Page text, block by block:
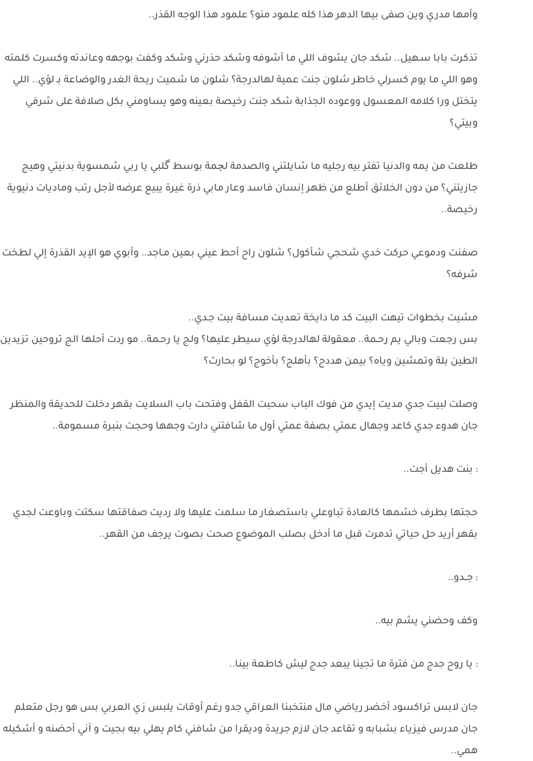
وأمها مدري وين صفى بيها الدهر هذا كله علمود منو؟ علمود هذا الوجه القذر..
​تذكرت بابا سـهيل.. شكد جان يشوف اللي ما أشوفه وشكد حذرني وشكد وكفت بوجهه وعاندته وكسرت كلمته
وهو اللي ما يوم كسرلي خاطر شلون جنت عمية لهالدرجة؟ شلون ما شميت ريحة الغدر والوضاعة بـ لؤي.. اللي
يتختل ورا كلامه المعسول ووعوده الجذابة شكد جنت رخيصة بعينه وهو يساومني بكل صلافة على شرفي
وبيتي؟
طلعت من يمه والدنيا تفتر بيه رجليه ما شايلتني والصدمة لچمة بوسط گلبي يا ربي شمسوية بدنيتي وهيج
جازيتني؟ من دون الخلائق أطلع من ظهر إنسان فاسد وعار مابي ذرة غيرة يبيع عرضه لأجل رتب وماديات دنيوية
رخيصة..
صفنت ودموعي حركت خدي شحجي شأكول؟ شلون راح أحط عيني بعين مـاجد.. وأبوي هو الإيد القذرة إلي لطخت
شرفه؟
​مشيت بخطوات تيهت البيت كد ما دايخة تعديت مسافة بيت جـدي..
بس رجعت وبالي يم رحـمة.. معقولة لهالدرجة لؤي سيطر عليها؟ ولج يا رحـمة.. مو ردت أحلها الج تروحين تزيدين
الطين بلة وتمشين وياه؟ بيمن هددج؟ بأهلج؟ بأخوج؟ لو بحارث؟
​وصلت لبيت جدي مديت إيدي من فوك الباب سحبت القفل وفتحت باب السلايت بقهر دخلت للحديقة والمنظر
جان هدوء جدي كاعد وجهال عمتي بصفة عمتي أول ما شافتني دارت وجهها وحجت بنبرة مسمومة..
: ​بنت هديل أجت..
حجتها بطرف خشمها كالعادة تباوعلي باستصغار ما سلمت عليها ولا رديت صفاقتها سكتت وباوعت لجدي
بقهر أريد حل حياتي تدمرت قبل ما أدخل بصلب الموضوع صحت بصوت يرجف من القهر..
: جــدو..
وكف وحضني يشم بيه..
: يا روح جدج من فترة ما تجينا يبعد جدج ليش كاطعة بينا..
جان لابس تراكسود أخضر رياضي مال منتخبنا العراقي جدو رغم أوقات يلبس زي العربي بس هو رجل متعلم
جان مدرس فيزياء بشبابه و تقاعد جان لازم جريدة وديقرا من شافني كام يهلي بيه بجيت و آني أحضنه و أشكيله
همي..